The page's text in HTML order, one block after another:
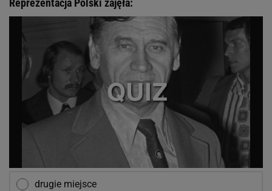
Reprezentacja Polski zajęła:
drugie miejsce